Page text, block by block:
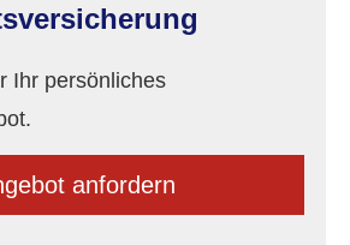
Ihr persönliches
an­for­dern